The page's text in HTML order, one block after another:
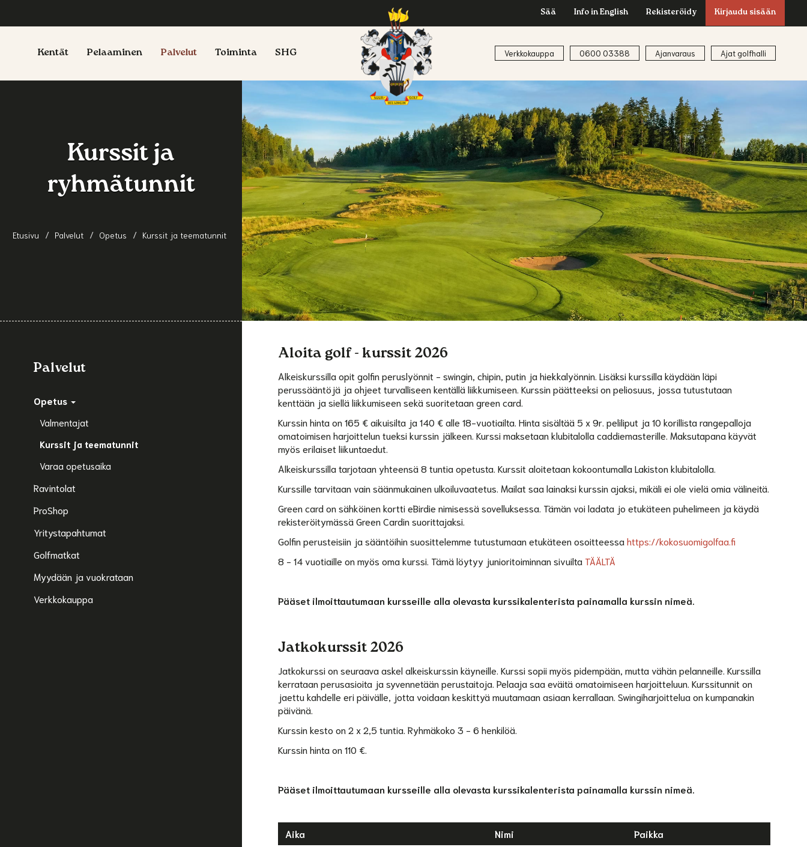
Sää Info in English Rekisteröidy Kirjaudu sisään
Kentät Pelaaminen Palvelut Toiminta SHG Ajat golfhalli
Ajanvaraus
0600 03388
Verkkokauppa
Etusivu Palvelut Opetus Kurssit ja teematunnit
Kurssit ja
ryhmätunnit
Aloita golf - kurssit 2026
Alkeiskurssilla opit golfin peruslyönnit - swingin, chipin, putin ja hiekkalyönnin. Lisäksi kurssilla käydään läpi
perussääntöjä ja ohjeet turvalliseen kentällä liikkumiseen. Kurssin päätteeksi on peliosuus, jossa tutustutaan
kenttään ja siellä liikkumiseen sekä suoritetaan green card.
Kurssin hinta on 165 € aikuisilta ja 140 € alle 18-vuotiailta. Hinta sisältää 5 x 9r. peliliput ja 10 korillista rangepalloja
omatoimisen harjoittelun tueksi kurssin jälkeen. Kurssi maksetaan klubitalolla caddiemasterille. Maksutapana käyvät
myös erilaiset liikuntaedut.
Alkeiskurssilla tarjotaan yhteensä 8 tuntia opetusta. Kurssit aloitetaan kokoontumalla Lakiston klubitalolla.
Kurssille tarvitaan vain säänmukainen ulkoiluvaatetus. Mailat saa lainaksi kurssin ajaksi, mikäli ei ole vielä omia välineitä.
Green card on sähköinen kortti eBirdie nimisessä sovelluksessa. Tämän voi ladata jo etukäteen puhelimeen ja käydä
rekisteröitymässä Green Cardin suorittajaksi.
Golfin perusteisiin ja sääntöihin suosittelemme tutustumaan etukäteen osoitteessahttps://kokosuomigolfaa.fi
8 - 14 vuotiaille on myös oma kurssi. Tämä löytyy junioritoiminnan sivuilta TÄÄLTÄ
Pääset ilmoittautumaan kursseille alla olevasta kurssikalenterista painamalla kurssin nimeä.
Jatkokurssit 2026
Jatkokurssi on seuraava askel alkeiskurssin käyneille. Kurssi sopii myös pidempään, mutta vähän pelanneille. Kurssilla
kerrataan perusasioita ja syvennetään perustaitoja. Pelaaja saa eväitä omatoimiseen harjoitteluun. Kurssitunnit on
jaettu kahdelle eri päivälle, jotta voidaan keskittyä muutamaan asiaan kerrallaan. Swingiharjoittelua on kumpanakin
päivänä.
Kurssin kesto on 2 x 2,5 tuntia. Ryhmäkoko 3 - 6 henkilöä.
Kurssin hinta on 110 €.
Pääset ilmoittautumaan kursseille alla olevasta kurssikalenterista painamalla kurssin nimeä.
Aika Nimi
Paikka
Palvelut
Opetus
Valmentajat
Kurssit ja teematunnit
Varaa opetusaika
Ravintolat
ProShop
Yritystapahtumat
Golfmatkat
Myydään ja vuokrataan
Verkkokauppa